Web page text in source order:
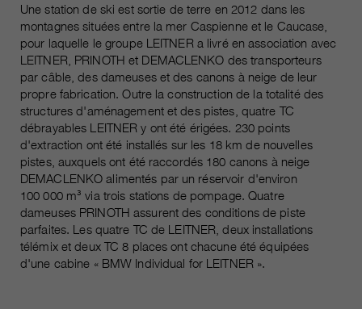
Une station de ski est sortie de terre en 2012 dans les
montagnes situées entre la mer Caspienne et le Caucase,
pour laquelle le groupe LEITNER a livré en association avec
LEITNER, PRINOTH et DEMACLENKO des transporteurs
par câble, des dameuses et des canons à neige de leur
propre fabrication. Outre la construction de la totalité des
structures d'aménagement et des pistes, quatre TC
débrayables LEITNER y ont été érigées. 230 points
d'extraction ont été installés sur les 18 km de nouvelles
pistes, auxquels ont été raccordés 180 canons à neige
DEMACLENKO alimentés par un réservoir d'environ
100 000 m³ via trois stations de pompage. Quatre
dameuses PRINOTH assurent des conditions de piste
parfaites. Les quatre TC de LEITNER, deux installations
télémix et deux TC 8 places ont chacune été équipées
d'une cabine « BMW Individual for LEITNER ».